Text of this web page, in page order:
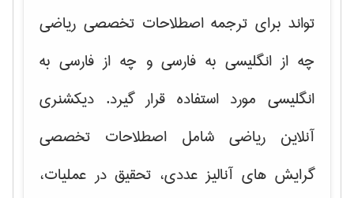
تواند برای ترجمه اصطلاحات تخصصی ریاضی
چه از انگلیسی به فارسی و چه از فارسی به
انگلیسی مورد استفاده قرار گیرد. دیکشنری
آنلاین ریاضی شامل اصطلاحات تخصصی
گرایش های آنالیز عددی، تحقیق در عملیات،